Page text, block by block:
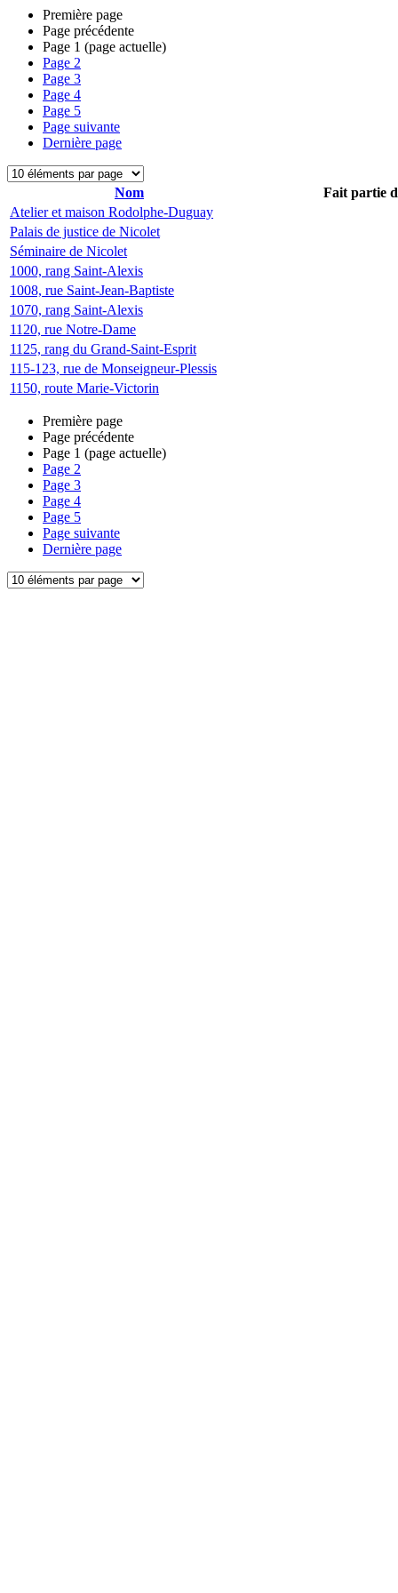
Première page
Page précédente
Page 1 (page actuelle)
Page 2
Page 3
Page 4
Page 5
Page suivante
Dernière page
Nom
Fait partie
Atelier et maison Rodolphe-Duguay
Palais de justice de Nicolet
Séminaire de Nicolet
1000, rang Saint-Alexis
1008, rue Saint-Jean-Baptiste
1070, rang Saint-Alexis
1120, rue Notre-Dame
1125, rang du Grand-Saint-Esprit
115-123, rue de Monseigneur-Plessis
1150, route Marie-Victorin
Première page
Page précédente
Page 1 (page actuelle)
Page 2
Page 3
Page 4
Page 5
Page suivante
Dernière page